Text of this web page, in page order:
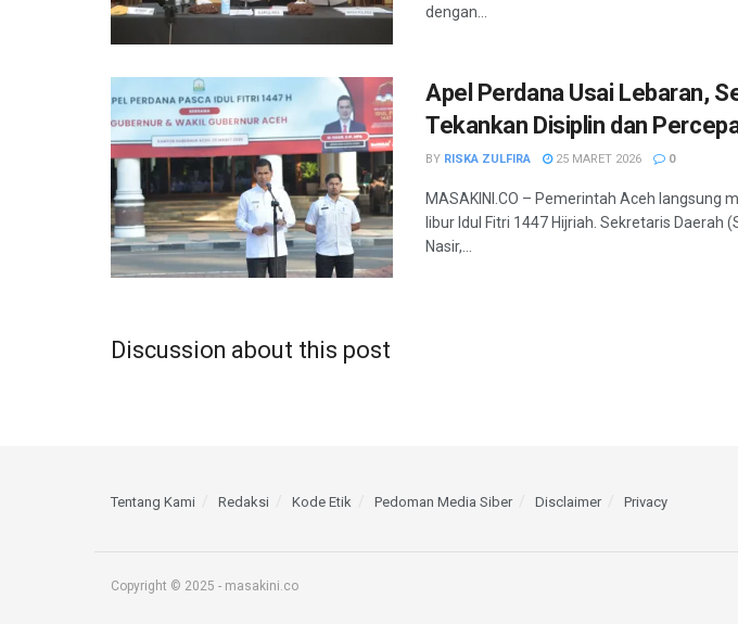
dengan...
Apel Perdana Usai Lebaran,
Tekankan Disiplin dan
BY RISKA ZULFIRA 25 MARET 2026 0
MASAKINI.CO – Pemerintah Aceh langsung
libur Idul Fitri 1447 Hijriah. Sekretaris Daerah
Nasir,...
Discussion about this post
Tentang Kami Redaksi Kode Etik Pedoman Media Siber Disclaimer Privacy
Copyright © 2025 - masakini.co